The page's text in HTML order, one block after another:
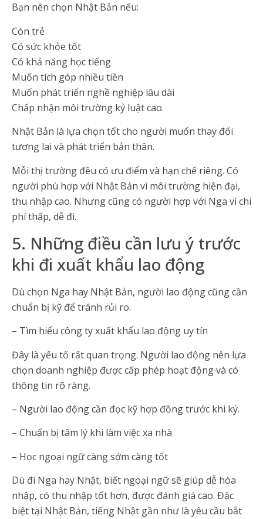
Bạn nên chọn Nhật Bản nếu:
Còn trẻ
Có sức khỏe tốt
Có khả năng học tiếng
Muốn tích góp nhiều tiền
Muốn phát triển nghề nghiệp lâu dài
Chấp nhận môi trường kỷ luật cao.
Nhật Bản là lựa chọn tốt cho người muốn thay đổi
tương lai và phát triển bản thân.
Mỗi thị trường đều có ưu điểm và hạn chế riêng. Có
người phù hợp với Nhật Bản vì môi trường hiện đại,
thu nhập cao. Nhưng cũng có người hợp với Nga vì chi
phí thấp, dễ đi.
5. Những điều cần lưu ý trước
khi đi xuất khẩu lao động
Dù chọn Nga hay Nhật Bản, người lao động cũng cần
chuẩn bị kỹ để tránh rủi ro.
– Tìm hiểu công ty xuất khẩu lao động uy tín
Đây là yếu tố rất quan trọng. Người lao động nên lựa
chọn doanh nghiệp được cấp phép hoạt động và có
thông tin rõ ràng.
– Người lao động cần đọc kỹ hợp đồng trước khi ký.
– Chuẩn bị tâm lý khi làm việc xa nhà
– Học ngoại ngữ càng sớm càng tốt
Dù đi Nga hay Nhật, biết ngoại ngữ sẽ giúp dễ hòa
nhập, có thu nhập tốt hơn, được đánh giá cao. Đặc
biệt tại Nhật Bản, tiếng Nhật gần như là yêu cầu bắt